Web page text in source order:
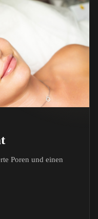
Poren und einen